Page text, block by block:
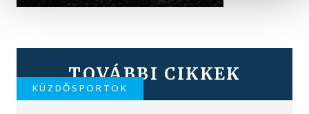
TOVÁBBI CIKKEK
KÜZDŐSPORTOK